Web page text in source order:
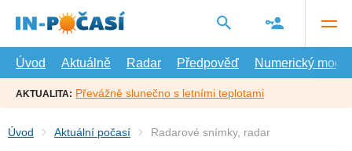
hlavní
Úvod
Aktuálně Radar Předpověď Numerický model
AKTUALITA: Převážně slunečno s letními teplotami
Úvod Aktuální počasí Radarové snímky, radar